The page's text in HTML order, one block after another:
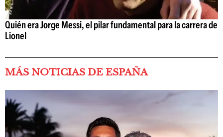
Quién era Jorge Messi, el pilar fundamental para la carrera de
Lionel
MÁS NOTICIAS DE ESPAÑA